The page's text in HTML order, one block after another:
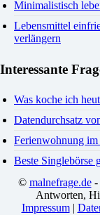
Minimalistisch
Lebensmittel
verlängern
Interessante
Was koche ich
Datendurchsatz
Ferienwohnung
Beste Singlebörse
© malnefrage.de-
Antworten,
Impressum|